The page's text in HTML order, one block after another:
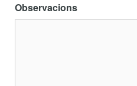
Observacions